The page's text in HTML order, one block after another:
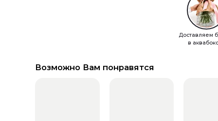
Доставляем
в
Возможно Вам понравятся